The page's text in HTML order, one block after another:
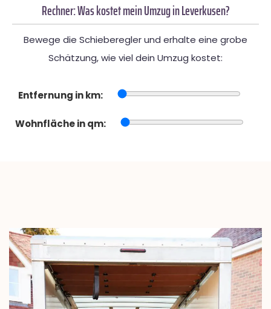
Rechner: Was kostet mein Umzug in Leverkusen?
Bewege die Schieberegler und erhalte eine grobe
Schätzung, wie viel dein Umzug kostet:
Entfernung in km:
Wohnfläche in qm: